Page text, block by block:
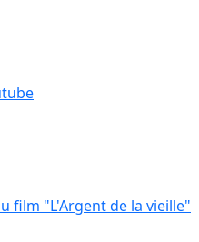
film "L'Argent de la vieille"